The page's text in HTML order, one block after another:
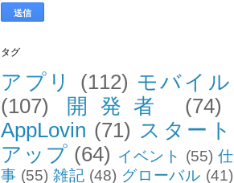
タグ
アプリ (112) モバイル
(107)
開発者
(74)
AppLovin (71) スタート
アップ (64) イベント (55) 仕
事 (55) 雑記 (48) グローバル (41)